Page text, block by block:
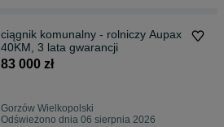
ciągnik komunalny - rolniczy Aupax
40KM, 3 lata gwarancji
83 000 zł
Gorzów Wielkopolski
Odświeżono dnia 06 sierpnia 2026